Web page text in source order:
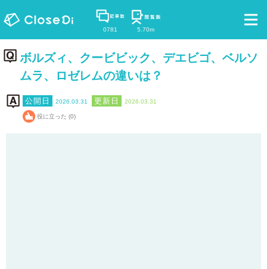
0781 5.70m
ボルズィ、クービビック、デエビゴ、ベルソ
ムラ、ロゼレムの違いは？
2026.03.31 2026.03.31
役に立った (0)